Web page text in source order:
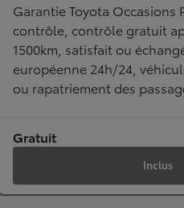
Garantie Toyota Occasions
contrôle, contrôle gratuit
1500km, satisfait ou
européenne 24h/24,
ou rapatriement des
Gratuit
Inclus